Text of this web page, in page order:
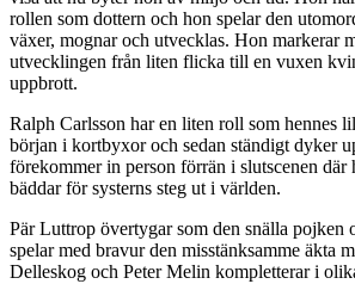
rollen som dottern och hon spelar den
växer, mognar och utvecklas. Hon markerar
utvecklingen från liten flicka till en vuxen
uppbrott.
Ralph Carlsson har en liten roll som hennes
början i kortbyxor och sedan ständigt dyker
förekommer in person förrän i slutscenen där
bäddar för systerns steg ut i världen.
Pär Luttrop övertygar som den snälla pojken
spelar med bravur den misstänksamme äkta
Delleskog och Peter Melin kompletterar i